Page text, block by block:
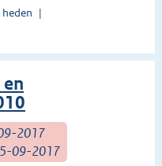
2017
09-2017